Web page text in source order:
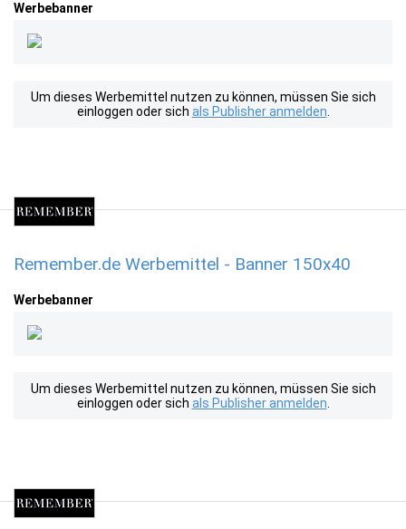
Werbebanner
Um dieses Werbemittel nutzen zu können, müssen Sie sich
einloggen oder sich als Publisher anmelden
Remember.de Werbemittel - Banner 150x40
Werbebanner
Um dieses Werbemittel nutzen zu können, müssen Sie sich
einloggen oder sich als Publisher anmelden